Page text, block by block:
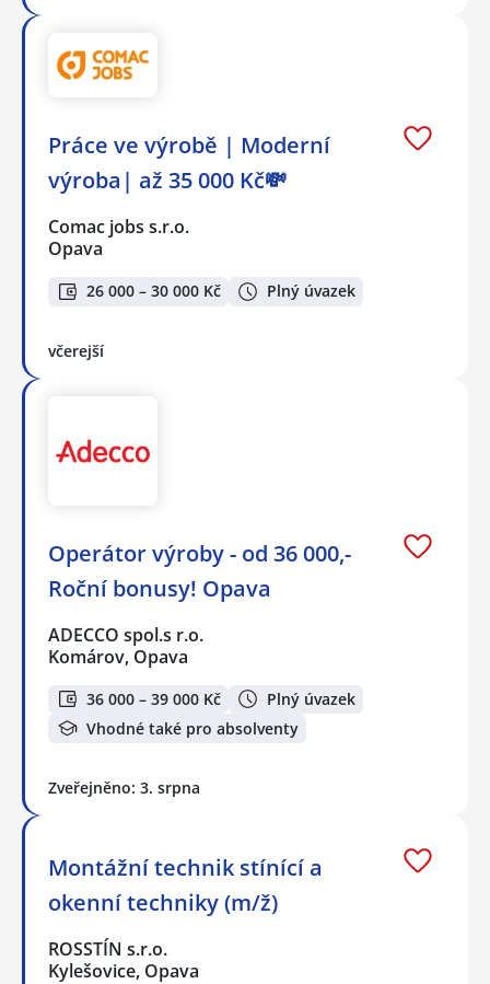
Práce ve výrobě | Moderní
výroba| až 35 000 Kč💸
Comac jobs s.r.o.
Opava
26 000 – 30 000 Kč Plný úvazek
včerejší
Operátor výroby - od 36 000,-
Roční bonusy! Opava
ADECCO spol.s r.o.
Komárov, Opava
36 000 – 39 000 Kč
Plný úvazek
Vhodné také pro absolventy
Zveřejněno: 3. srpna
Montážní technik stínící a
okenní techniky (m/ž)
ROSSTÍN s.r.o.
Kylešovice, Opava